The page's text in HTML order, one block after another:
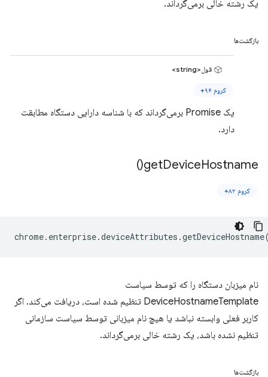
یک رشته خالی برمی‌گرداند.
بازگشت‌ها
قول<string>
کروم ۹۶+
یک Promise برمی‌گرداند که با شناسه دارایی دستگاه مطابقت
دارد.
getDeviceHostname(
)
کروم ۸۲+
chrome. enterprise.deviceAttributes .getDeviceHostname
نام میزبان دستگاه را که توسط سیاست
DeviceHostnameTemplate تنظیم شده است، دریافت می‌کند. اگر
کاربر فعلی وابسته نباشد یا هیچ نام میزبانی توسط سیاست سازمانی
تنظیم نشده باشد، یک رشته خالی برمی‌گرداند.
بازگشت‌ها